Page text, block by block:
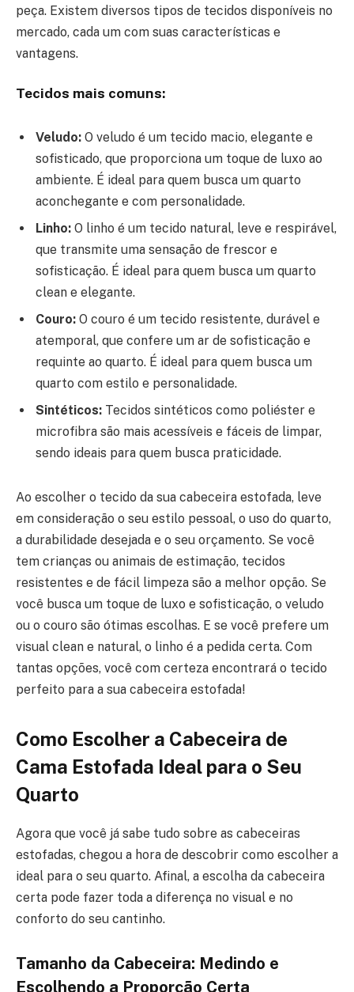
peça. Existem diversos tipos de tecidos disponíveis no
mercado, cada um com suas características e
vantagens.
Tecidos mais comuns:
Veludo: O veludo é um tecido macio, elegante e
sofisticado, que proporciona um toque de luxo ao
ambiente. É ideal para quem busca um quarto
aconchegante e com personalidade.
Linho: O linho é um tecido natural, leve e respirável,
que transmite uma sensação de frescor e
sofisticação. É ideal para quem busca um quarto
clean e elegante.
Couro: O couro é um tecido resistente, durável e
atemporal, que confere um ar de sofisticação e
requinte ao quarto. É ideal para quem busca um
quarto com estilo e personalidade.
Sintéticos: Tecidos sintéticos como poliéster e
microfibra são mais acessíveis e fáceis de limpar,
sendo ideais para quem busca praticidade.
Ao escolher o tecido da sua cabeceira estofada, leve
em consideração o seu estilo pessoal, o uso do quarto,
a durabilidade desejada e o seu orçamento. Se você
tem crianças ou animais de estimação, tecidos
resistentes e de fácil limpeza são a melhor opção. Se
você busca um toque de luxo e sofisticação, o veludo
ou o couro são ótimas escolhas. E se você prefere um
visual clean e natural, o linho é a pedida certa. Com
tantas opções, você com certeza encontrará o tecido
perfeito para a sua cabeceira estofada!
Como Escolher a Cabeceira de
Cama Estofada Ideal para o Seu
Quarto
Agora que você já sabe tudo sobre as cabeceiras
estofadas, chegou a hora de descobrir como escolher a
ideal para o seu quarto. Afinal, a escolha da cabeceira
certa pode fazer toda a diferença no visual e no
conforto do seu cantinho.
Tamanho da Cabeceira: Medindo e
Escolhendo a Proporção Certa